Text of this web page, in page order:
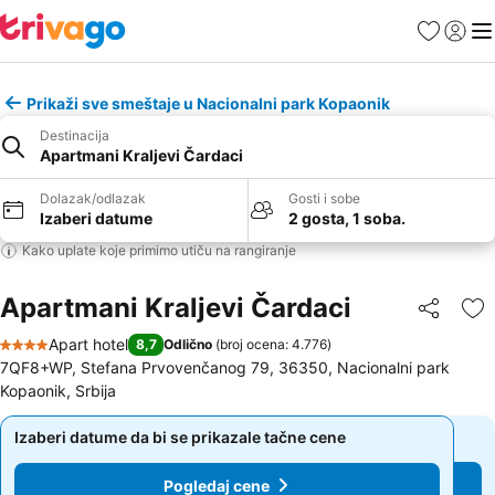
FavoritiPrijavi
Prikaži sve smeštaje u Nacionalni park Kopaonik
Destinacija
Apartmani Kraljevi Čardaci
Dolazak/odlazak
Izaberi datume
Gosti i sobe
2 gosta, 1 soba.
Kako uplate koje primimo utiču na rangiranje
Apartmani Kraljevi Čardaci Deli
4 Zvezdice
Apart hotel 8,7 Odlično (broj ocena: 4.776)
7QF8+WP, Stefana Prvovenčanog 79, 36350, Nacionalni park
Kopaonik, Srbija
Izaberi datume da bi se prikazale tačne cene
Pogledaj cene
Izaberi datume da bi se prikazale tačne cene
Pogledaj cene